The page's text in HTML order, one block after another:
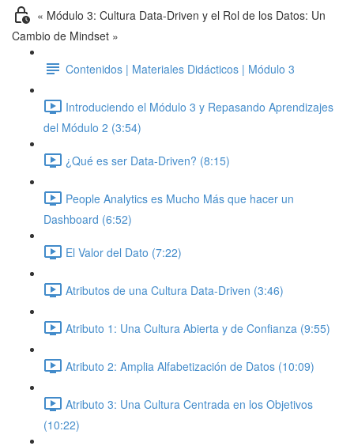
« Módulo 3: Cultura Data-Driven y el Rol de los Datos: Un
Cambio de Mindset »
Contenidos | Materiales Didácticos | Módulo 3
Introduciendo el Módulo 3 y Repasando Aprendizajes
del Módulo 2 (3:54)
¿Qué es ser Data-Driven? (8:15)
People Analytics es Mucho Más que hacer un
Dashboard (6:52)
El Valor del Dato (7:22)
Atributos de una Cultura Data-Driven (3:46)
Atributo 1: Una Cultura Abierta y de Confianza (9:55)
Atributo 2: Amplia Alfabetización de Datos (10:09)
Atributo 3: Una Cultura Centrada en los Objetivos
(10:22)